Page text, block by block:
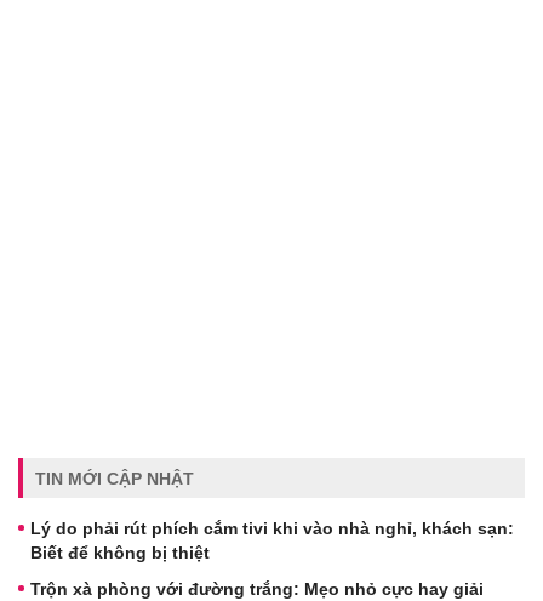
TIN MỚI CẬP NHẬT
Lý do phải rút phích cắm tivi khi vào nhà nghỉ, khách sạn:
Biết để không bị thiệt
Trộn xà phòng với đường trắng: Mẹo nhỏ cực hay giải